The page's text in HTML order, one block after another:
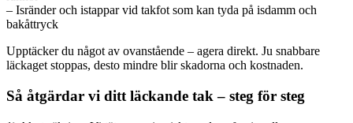
– Isränder och istappar vid takfot som kan tyda på isdamm och
bakåttryck
Upptäcker du något av ovanstående – agera direkt. Ju snabbare
läckaget stoppas, desto mindre blir skadorna och kostnaden.
Så åtgärdar vi ditt läckande tak – steg för steg